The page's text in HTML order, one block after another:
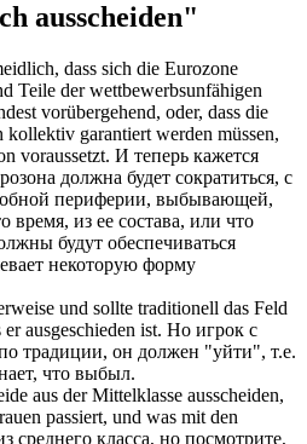
ausscheiden"
dass sich die Eurozone
Teile der wettbewerbsunfähigen
vorübergehend, oder, dass die
kollektiv garantiert werden müssen,
voraussetzt. И теперь кажется
должна будет сократиться, с
периферии, выбывающей,
время, из ее состава, или что
будут обеспечиваться
некоторую форму
und sollte traditionell das Feld
erausgeschieden ist. Но игрок с
традиции, он должен "уйти", т.е.
что выбыл.
aus der Mittelklasse ausscheiden,
passiert, und was mit den
среднего класса, но посмотрите,